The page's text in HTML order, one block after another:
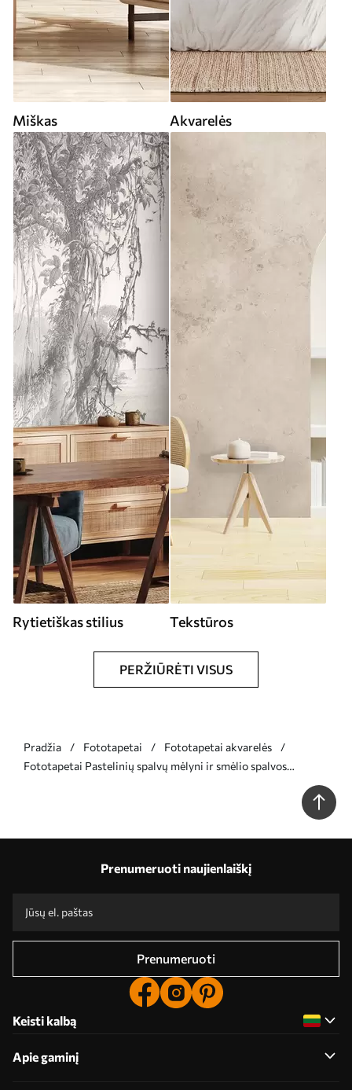
Miškas Akvarelės
Rytietiškas stilius Tekstūros
PERŽIŪRĖTI VISUS
Pradžia Fototapetai
Fototapetai akvarelės
Fototapetai Pastelinių spalvų mėlyni ir smėlio spalvos
ginkmedžio lapai su švelniais žiedlapiais, plūduriuojančiais ore
Prenumeruoti naujienlaiškį
Prenumeruoti
Keisti kalbą
Apie gaminį